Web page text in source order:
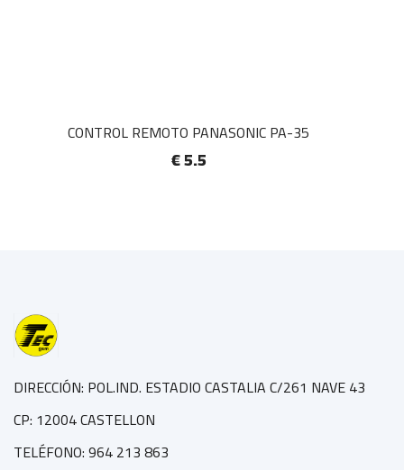
CONTROL REMOTO PANASONIC PA-35
€ 5.5
DIRECCIÓN: POL.IND. ESTADIO CASTALIA C/261 NAVE 43
CP: 12004 CASTELLON
TELÉFONO: 964 213 863